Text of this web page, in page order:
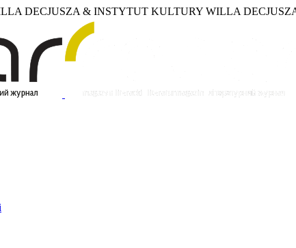
DECJUSZA & INSTYTUT KULTURY WILLA